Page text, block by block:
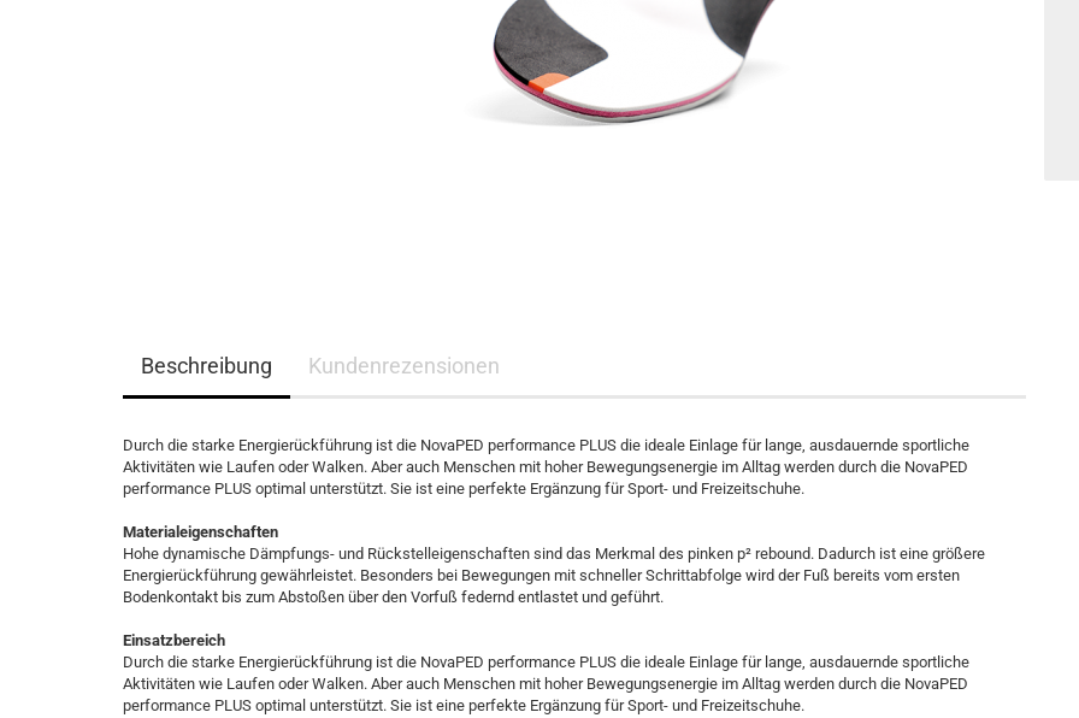
Beschreibung Kundenrezensionen
Durch die starke Energierückführung ist die NovaPED performance PLUS die ideale Einlage für lange, ausdauernde sportliche
Aktivitäten wie Laufen oder Walken. Aber auch Menschen mit hoher Bewegungsenergie im Alltag werden durch die NovaPED
performance PLUS optimal unterstützt. Sie ist eine perfekte Ergänzung für Sport- und Freizeitschuhe.
Materialeigenschaften
Hohe dynamische Dämpfungs- und Rückstelleigenschaften sind das Merkmal des pinken p² rebound. Dadurch ist eine größere
Energierückführung gewährleistet. Besonders bei Bewegungen mit schneller Schrittabfolge wird der Fuß bereits vom ersten
Bodenkontakt bis zum Abstoßen über den Vorfuß federnd entlastet und geführt.
Einsatzbereich
Durch die starke Energierückführung ist die NovaPED performance PLUS die ideale Einlage für lange, ausdauernde sportliche
Aktivitäten wie Laufen oder Walken. Aber auch Menschen mit hoher Bewegungsenergie im Alltag werden durch die NovaPED
performance PLUS optimal unterstützt. Sie ist eine perfekte Ergänzung für Sport- und Freizeitschuhe.